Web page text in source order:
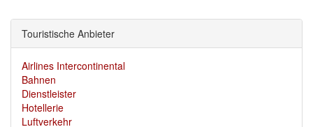
Touristische Anbieter
Airlines Intercontinental
Bahnen
Dienstleister
Hotellerie
Luftverkehr